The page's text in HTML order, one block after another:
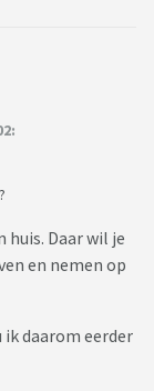
huis. Daar wil je
en nemen op
daarom eerder